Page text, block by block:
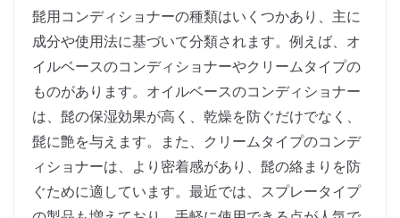
髭用コンディショナーの種類はいくつかあり、主に
成分や使用法に基づいて分類されます。例えば、オ
イルベースのコンディショナーやクリームタイプの
ものがあります。オイルベースのコンディショナー
は、髭の保湿効果が高く、乾燥を防ぐだけでなく、
髭に艶を与えます。また、クリームタイプのコンデ
ィショナーは、より密着感があり、髭の絡まりを防
ぐために適しています。最近では、スプレータイプ